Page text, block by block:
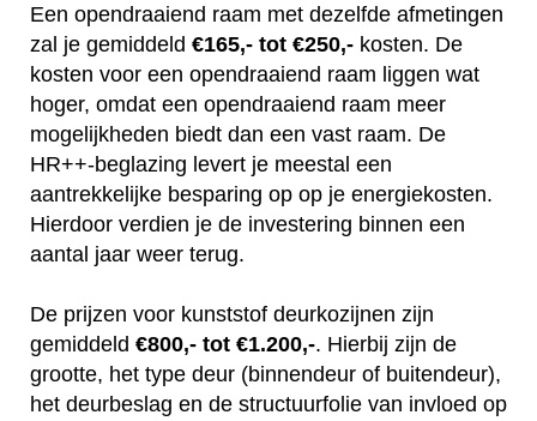
Een opendraaiend raam met dezelfde afmetingen
zal je gemiddeld €165,- tot €250,- kosten. De
kosten voor een opendraaiend raam liggen wat
hoger, omdat een opendraaiend raam meer
mogelijkheden biedt dan een vast raam. De
HR++-beglazing levert je meestal een
aantrekkelijke besparing op op je energiekosten.
Hierdoor verdien je de investering binnen een
aantal jaar weer terug.
De prijzen voor kunststof deurkozijnen zijn
gemiddeld €800,- tot €1.200,-. Hierbij zijn de
grootte, het type deur (binnendeur of buitendeur),
het deurbeslag en de structuurfolie van invloed op